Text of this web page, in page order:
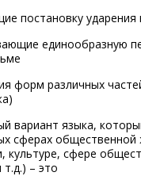
постановку ударения
единообразную
форм различных
вариант языка,
сферах общественной
культуре, сфере
– это